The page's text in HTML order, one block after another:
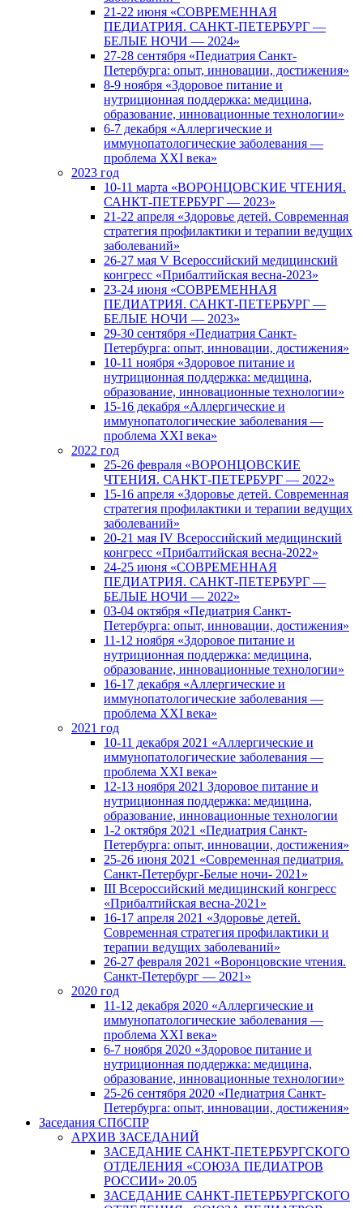
21-22 июня «СОВРЕМЕННАЯ
ПЕДИАТРИЯ. САНКТ-ПЕТЕРБУРГ —
БЕЛЫЕ НОЧИ — 2024»
27-28 сентября «Педиатрия Санкт-
Петербурга: опыт, инновации, достижения»
8-9 ноября «Здоровое питание и
нутриционная поддержка: медицина,
образование, инновационные технологии»
6-7 декабря «Аллергические и
иммунопатологические заболевания —
проблема XXI века»
2023 год
10-11 марта «ВОРОНЦОВСКИЕ ЧТЕНИЯ.
САНКТ-ПЕТЕРБУРГ — 2023»
21-22 апреля «Здоровье детей. Современная
стратегия профилактики и терапии ведущих
заболеваний»
26-27 мая V Всероссийский медицинский
конгресс «Прибалтийская весна-2023»
23-24 июня «СОВРЕМЕННАЯ
ПЕДИАТРИЯ. САНКТ-ПЕТЕРБУРГ —
БЕЛЫЕ НОЧИ — 2023»
29-30 сентября «Педиатрия Санкт-
Петербурга: опыт, инновации, достижения»
10-11 ноября «Здоровое питание и
нутриционная поддержка: медицина,
образование, инновационные технологии»
15-16 декабря «Аллергические и
иммунопатологические заболевания —
проблема XXI века»
2022 год
25-26 февраля «ВОРОНЦОВСКИЕ
ЧТЕНИЯ. САНКТ-ПЕТЕРБУРГ — 2022»
15-16 апреля «Здоровье детей. Современная
стратегия профилактики и терапии ведущих
заболеваний»
20-21 мая IV Всероссийский медицинский
конгресс «Прибалтийская весна-2022»
24-25 июня «СОВРЕМЕННАЯ
ПЕДИАТРИЯ. САНКТ-ПЕТЕРБУРГ —
БЕЛЫЕ НОЧИ — 2022»
03-04 октября «Педиатрия Санкт-
Петербурга: опыт, инновации, достижения»
11-12 ноября «Здоровое питание и
нутриционная поддержка: медицина,
образование, инновационные технологии»
16-17 декабря «Аллергические и
иммунопатологические заболевания —
проблема XXI века»
2021 год
10-11 декабря 2021 «Аллергические и
иммунопатологические заболевания —
проблема XXI века»
12-13 ноября 2021 Здоровое питание и
нутриционная поддержка: медицина,
образование, инновационные технологии
1-2 октября 2021 «Педиатрия Санкт-
Петербурга: опыт, инновации, достижения»
25-26 июня 2021 «Современная педиатрия.
Санкт-Петербург-Белые ночи- 2021»
III Всероссийский медицинский конгресс
«Прибалтийская весна-2021»
16-17 апреля 2021 «Здоровье детей.
Современная стратегия профилактики и
терапии ведущих заболеваний»
26-27 февраля 2021 «Воронцовские чтения.
Санкт-Петербург — 2021»
2020 год
11-12 декабря 2020 «Аллергические и
иммунопатологические заболевания —
проблема XXI века»
6-7 ноября 2020 «Здоровое питание и
нутриционная поддержка: медицина,
образование, инновационные технологии»
25-26 сентября 2020 «Педиатрия Санкт-
Петербурга: опыт, инновации, достижения»
Заседания СПбСПР
АРХИВ ЗАСЕДАНИЙ
ЗАСЕДАНИЕ САНКТ-ПЕТЕРБУРГСКОГО
ОТДЕЛЕНИЯ «СОЮЗА ПЕДИАТРОВ
РОССИИ» 20.05
ЗАСЕДАНИЕ САНКТ-ПЕТЕРБУРГСКОГО